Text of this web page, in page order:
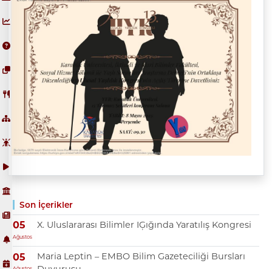
Son İçerikler
05
Ağustos
X. Uluslararası Bilimler IĢığında Yaratılış Kongresi
05
Maria Leptin – EMBO Bilim Gazeteciliği Bursları